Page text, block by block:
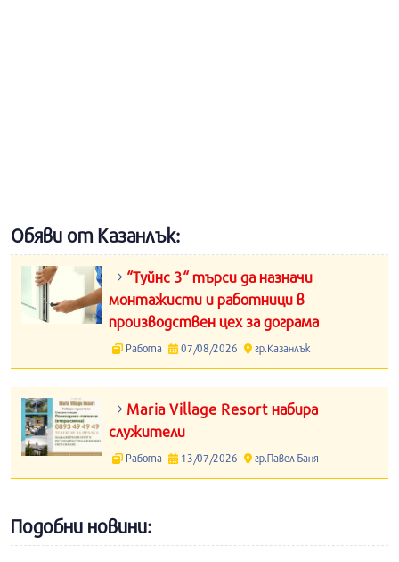
Обяви от Казанлък:
“Туйнс 3“ търси да назначи
монтажисти и работници в
производствен цех за дограма
Работа 07/08/2026 гр.Казанлък
Maria Village Resort набира
служители
Работа 13/07/2026 гр.Павел Баня
Подобни новини: